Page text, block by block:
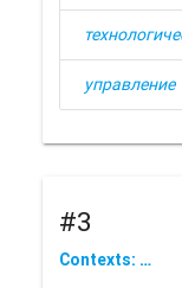
управление
#3
Contexts: …